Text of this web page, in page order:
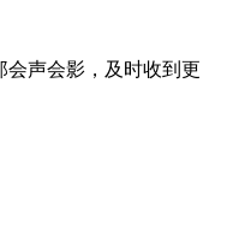
会声会影，及时收到更